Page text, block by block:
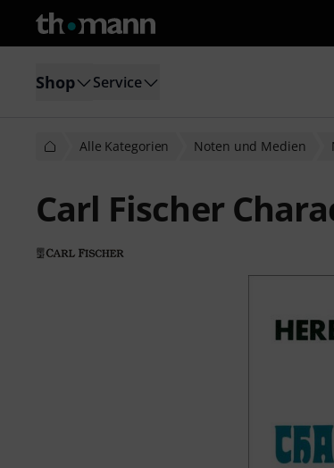
Shop Service
Alle Kategorien Noten und Medien
Carl Fischer